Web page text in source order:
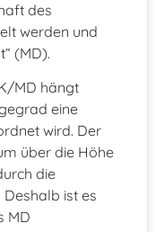
des
werden und
(MD).
MD hängt
eine
wird. Der
über die Höhe
die
ist es
MD